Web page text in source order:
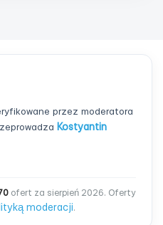
przez moderatora
Kostyantin
ofert za sierpień 2026. Oferty
moderacji.